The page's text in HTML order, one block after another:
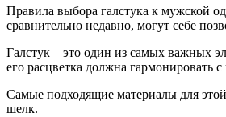
Правила выбора галстука к мужской
сравнительно недавно, могут себе
Галстук – это один из самых важных
его расцветка должна
Самые подходящие материалы для
шелк.